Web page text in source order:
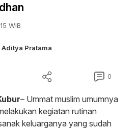
WIB
Aditya Pratama
0
– Ummat muslim umumnya
kegiatan rutinan
keluarganya yang sudah